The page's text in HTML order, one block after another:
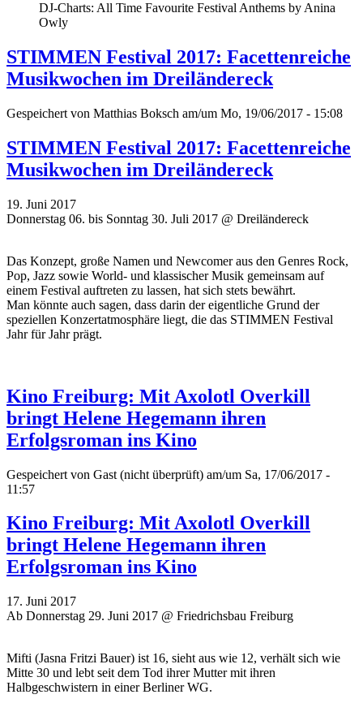
DJ-Charts: All Time Favourite Festival Anthems by Anina
Owly
STIMMEN Festival 2017: Facettenreiche
Musikwochen im Dreiländereck
Gespeichert von Matthias Boksch am/um Mo, 19/06/2017 - 15:08
STIMMEN Festival 2017: Facettenreiche
Musikwochen im Dreiländereck
19. Juni 2017
Donnerstag 06. bis Sonntag 30. Juli 2017 @ Dreiländereck
Das Konzept, große Namen und Newcomer aus den Genres Rock,
Pop, Jazz sowie World- und klassischer Musik gemeinsam auf
einem Festival auftreten zu lassen, hat sich stets bewährt.
Man könnte auch sagen, dass darin der eigentliche Grund der
speziellen Konzertatmosphäre liegt, die das STIMMEN Festival
Jahr für Jahr prägt.
Kino Freiburg: Mit Axolotl Overkill
bringt Helene Hegemann ihren
Erfolgsroman ins Kino
Gespeichert von Gast (nicht überprüft) am/um Sa, 17/06/2017 -
11:57
Kino Freiburg: Mit Axolotl Overkill
bringt Helene Hegemann ihren
Erfolgsroman ins Kino
17. Juni 2017
Ab Donnerstag 29. Juni 2017 @ Friedrichsbau Freiburg
Mifti (Jasna Fritzi Bauer) ist 16, sieht aus wie 12, verhält sich wie
Mitte 30 und lebt seit dem Tod ihrer Mutter mit ihren
Halbgeschwistern in einer Berliner WG.